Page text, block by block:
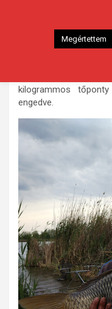
Halfaj: Ponty
Fogott hal adatai:
kilogrammos
engedve.
Megértettem